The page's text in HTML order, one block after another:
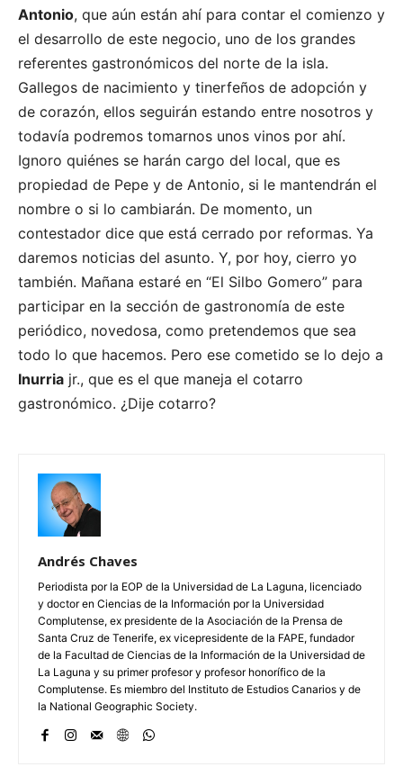
Antonio, que aún están ahí para contar el comienzo y
el desarrollo de este negocio, uno de los grandes
referentes gastronómicos del norte de la isla.
Gallegos de nacimiento y tinerfeños de adopción y
de corazón, ellos seguirán estando entre nosotros y
todavía podremos tomarnos unos vinos por ahí.
Ignoro quiénes se harán cargo del local, que es
propiedad de Pepe y de Antonio, si le mantendrán el
nombre o si lo cambiarán. De momento, un
contestador dice que está cerrado por reformas. Ya
daremos noticias del asunto. Y, por hoy, cierro yo
también. Mañana estaré en “El Silbo Gomero” para
participar en la sección de gastronomía de este
periódico, novedosa, como pretendemos que sea
todo lo que hacemos. Pero ese cometido se lo dejo a
Inurria jr., que es el que maneja el cotarro
gastronómico. ¿Dije cotarro?
Andrés Chaves
Periodista por la EOP de la Universidad de La Laguna, licenciado
y doctor en Ciencias de la Información por la Universidad
Complutense, ex presidente de la Asociación de la Prensa de
Santa Cruz de Tenerife, ex vicepresidente de la FAPE, fundador
de la Facultad de Ciencias de la Información de la Universidad de
La Laguna y su primer profesor y profesor honorífico de la
Complutense. Es miembro del Instituto de Estudios Canarios y de
la National Geographic Society.